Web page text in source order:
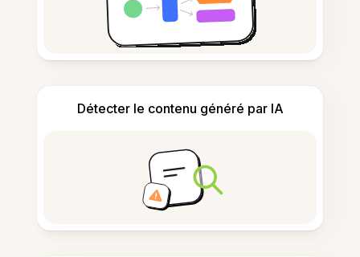
Détecter le contenu généré par IA